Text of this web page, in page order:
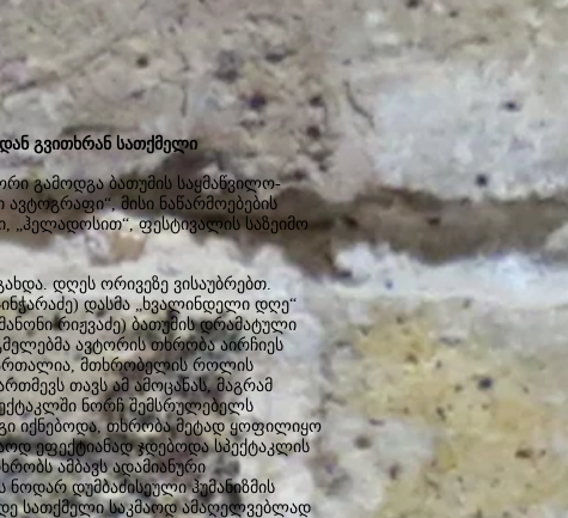
გვითხრან სათქმელი
გამოდგა ბათუმის საყმაწვილო-
მისი ნაწარმოებების
„ჰელადოსით“, ფესტივალის საზეიმო
დღეს ორივეზე ვისაუბრებთ.
დასმა „ხვალინდელი დღე“
რიჟვაძე) ბათუმის დრამატული
ავტორის თხრობა აირჩიეს
მთხრობელის როლის
თავს ამ ამოცანას, მაგრამ
ნორჩ შემსრულებელს
იქნებოდა, თხრობა მეტად ყოფილიყო
ეფექტიანად ჯდებოდა სპექტაკლის
ამბავს ადამიანური
დუმბაძისეული ჰუმანიზმის
სათქმელი საკმაოდ ამაღელვებლად